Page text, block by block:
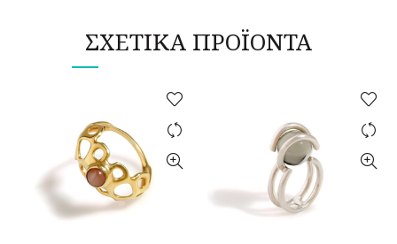
ΣΧΕΤΙΚΆ ΠΡΟΪΌΝΤΑ